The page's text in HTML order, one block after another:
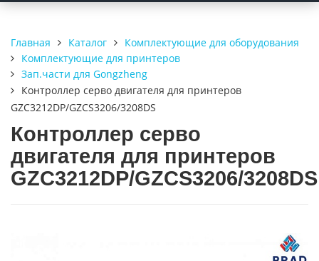
Главная Каталог
Комплектующие для оборудования
Комплектующие для принтеров
Зап.части для Gongzheng
Контроллер серво двигателя для принтеров
GZC3212DP/GZCS3206/3208DS
Контроллер серво
двигателя для принтеров
GZC3212DP/GZCS3206/3208DS